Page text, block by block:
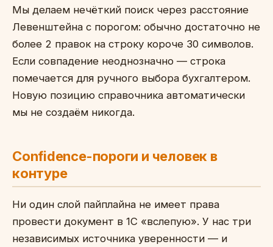
Мы делаем нечёткий поиск через расстояние
Левенштейна с порогом: обычно достаточно не
более 2 правок на строку короче 30 символов.
Если совпадение неоднозначно — строка
помечается для ручного выбора бухгалтером.
Новую позицию справочника автоматически
мы не создаём никогда.
Confidence-пороги и человек в
контуре
Ни один слой пайплайна не имеет права
провести документ в 1С «вслепую». У нас три
независимых источника уверенности — и